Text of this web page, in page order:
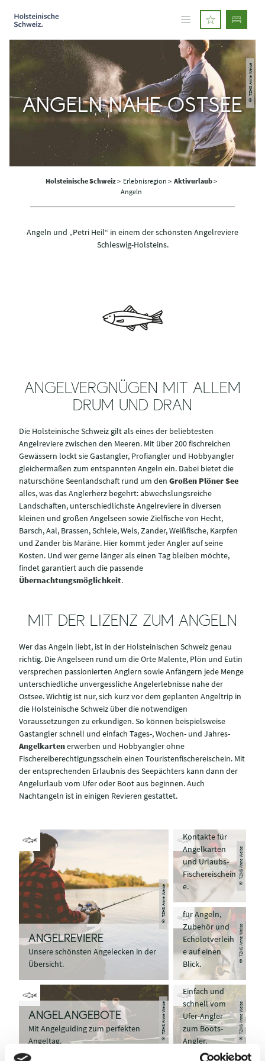
© TZHS Anne Weise
ANGELN NAHE OSTSEE
Holsteinische Schweiz> Erlebnisregion > Aktivurlaub>
Angeln
Angeln und „Petri Heil“ in einem der schönsten Angelreviere
Schleswig-Holsteins.
ANGELVERGNÜGEN MIT ALLEM
DRUM UND DRAN
Die Holsteinische Schweiz gilt als eines der beliebtesten
Angelreviere zwischen den Meeren. Mit über 200 fischreichen
Gewässern lockt sie Gastangler, Profiangler und Hobbyangler
gleichermaßen zum entspannten Angeln ein. Dabei bietet die
naturschöne Seenlandschaft rund um den Großen Plöner See
alles, was das Anglerherz begehrt: abwechslungsreiche
Landschaften, unterschiedlichste Angelreviere in diversen
kleinen und großen Angelseen sowie Zielfische von Hecht,
Barsch, Aal, Brassen, Schleie, Wels, Zander, Weißfische, Karpfen
und Zander bis Maräne. Hier kommt jeder Angler auf seine
Kosten. Und wer gerne länger als einen Tag bleiben möchte,
findet garantiert auch die passende
Übernachtungsmöglichkeit.
MIT DER LIZENZ ZUM ANGELN
Wer das Angeln liebt, ist in der Holsteinischen Schweiz genau
richtig. Die Angelseen rund um die Orte Malente, Plön und Eutin
versprechen passionierten Anglern sowie Anfängern jede Menge
unterschiedliche unvergessliche Angelerlebnisse nahe der
Ostsee. Wichtig ist nur, sich kurz vor dem geplanten Angeltrip in
die Holsteinische Schweiz über die notwendigen
Voraussetzungen zu erkundigen. So können beispielsweise
Gastangler schnell und einfach Tages-, Wochen- und Jahres-
Angelkartenerwerben und Hobbyangler ohne
Fischereiberechtigungsschein einen Touristenfischereischein. Mit
der entsprechenden Erlaubnis des Seepächters kann dann der
Angelurlaub vom Ufer oder Boot aus beginnen. Auch
Nachtangeln ist in einigen Revieren gestattet.
ANGELREVIERE
Unsere schönsten Angelecken in der
Übersicht.
© TZHS Anne Weise
Kontakte für
Angelkarten
und Urlaubs-
Fischereischein
e.
© TZHS Anne Weise
ANGELGE
SCHÄFTE
Servicepoints
für Angeln,
Zubehör und
Echolotverleih
e auf einen
Blick.
© TZHS Anne Weise
ANGELANGEBOTE
Mit Angelguiding zum perfekten
Angeltag.
© TZHS Anne Weise
BOOTSVE
RLEIHE
Einfach und
schnell vom
Ufer-Angler
zum Boots-
Angler.
© TZHS Anne Weise